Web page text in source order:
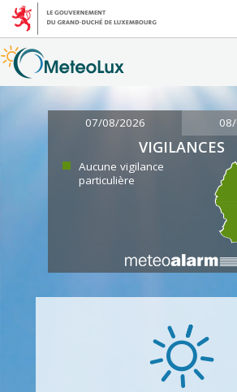
07/08/2026
VIGILANCES
Aucune vigilance
particulière